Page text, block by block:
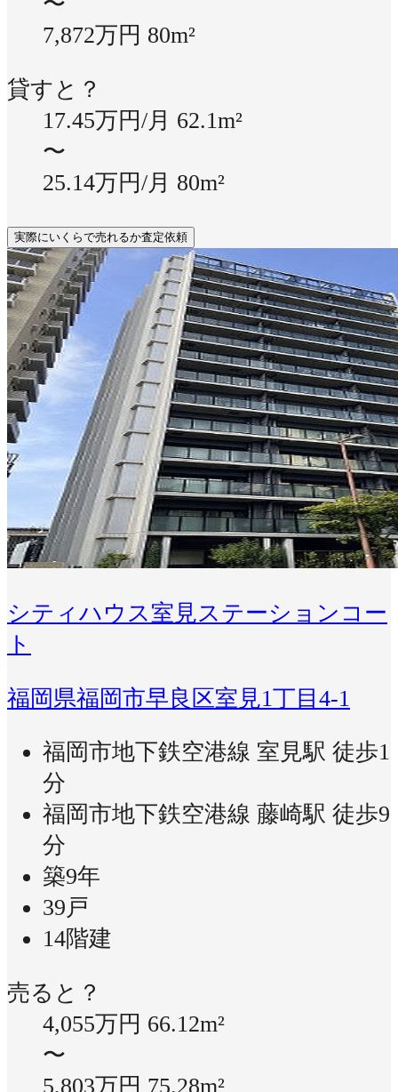
7,872万円 80m²
貸すと？
17.45万円/月 62.1m²
〜
25.14万円/月 80m²
実際にいくらで売れるか査定依頼
シティハウス室見ステーションコー
ト
福岡県福岡市早良区室見1丁目4-1
福岡市地下鉄空港線 室見駅 徒歩1
分
福岡市地下鉄空港線 藤崎駅 徒歩9
分
築9年
39戸
14階建
売ると？
4,055万円 66.12m²
〜
5,803万円 75.28m²